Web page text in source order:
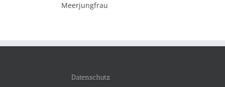
Meerjungfrau
Datenschutz